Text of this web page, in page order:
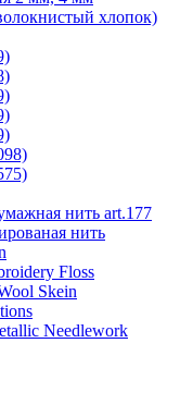
хлопок)
нить art.177
нить
Floss
Skein
Needlework